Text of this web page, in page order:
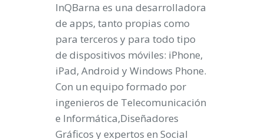
InQBarna es una desarrolladora
de apps, tanto propias como
para terceros y para todo tipo
de dispositivos móviles: iPhone,
iPad, Android y Windows Phone.
Con un equipo formado por
ingenieros de Telecomunicación
e Informática,Diseñadores
Gráficos y expertos en Social